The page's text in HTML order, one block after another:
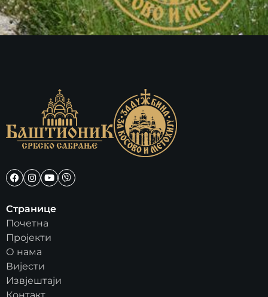
Странице
Почетна
Пројекти
О нама
Вијести
Извјештаји